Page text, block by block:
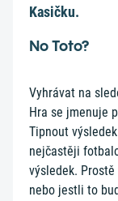
Kasičku.
No Toto?
Vyhrávat na
Hra se jmenuje
Tipnout
nejčastěji
výsledek.
nebo jestli to